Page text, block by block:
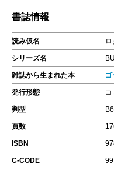
書誌情報
読み仮名
シリーズ名
雑誌から生まれた本 ゴ
発行形態 コ
判型
頁数
ISBN
C-CODE